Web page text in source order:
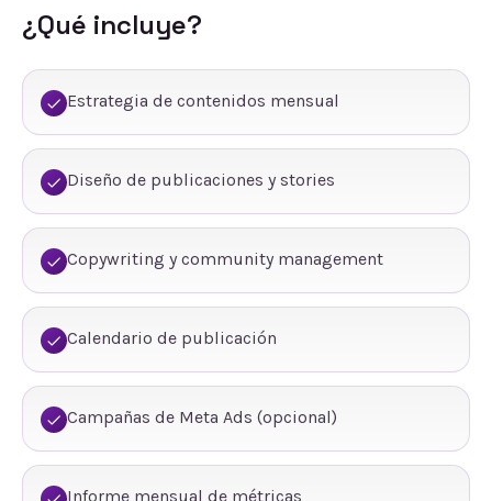
¿Qué incluye?
Estrategia de contenidos mensual
Diseño de publicaciones y stories
Copywriting y community management
Calendario de publicación
Campañas de Meta Ads (opcional)
Informe mensual de métricas